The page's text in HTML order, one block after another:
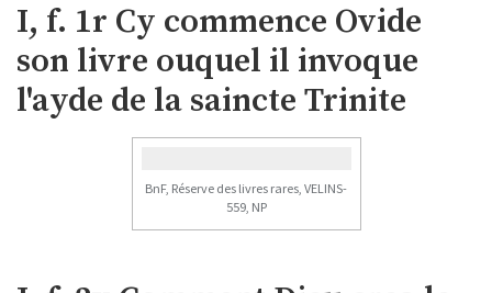
I, f. 1r Cy commence Ovide
son livre ouquel il invoque
l'ayde de la saincte Trinite
BnF, Réserve des livres rares, VELINS-
559, NP